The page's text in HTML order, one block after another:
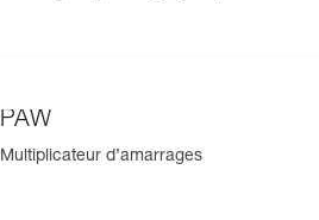
PAW
Multiplicateur d’amarrages